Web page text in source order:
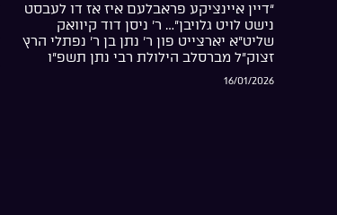
“דיין איינציקע פראבלעם איז אז דו לעבסט
נישט לויט גלויבן”… ר’ ניסן דוד קיוואק
שליט”א יארצייט פון ר’ נתן בן ר’ נפתלי הרץ
זצוק”ל מברסלב הילולת רבי נתן תשפ”ו
16/01/2026